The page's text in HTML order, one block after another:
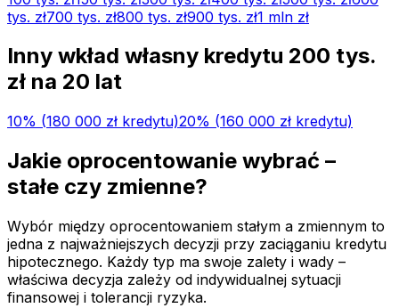
tys. zł700 tys. zł800 tys. zł900 tys. zł1 mln zł
Inny wkład własny kredytu 200 tys.
zł na 20 lat
10% (180 000 zł kredytu)20% (160 000 zł kredytu)
Jakie oprocentowanie wybrać –
stałe czy zmienne?
Wybór między oprocentowaniem stałym a zmiennym to
jedna z najważniejszych decyzji przy zaciąganiu kredytu
hipotecznego. Każdy typ ma swoje zalety i wady –
właściwa decyzja zależy od indywidualnej sytuacji
finansowej i tolerancji ryzyka.